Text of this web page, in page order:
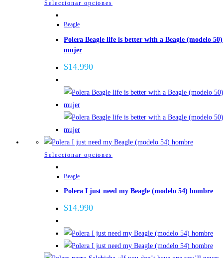
Seleccionar opciones
múltiples
se
elegir
la
Beagle
Polera Beagle life is better with a Beagle (modelo 50)
mujer
$14.990
Seleccionar opciones
múltiples
Beagle
Polera I just need my Beagle (modelo 54) hombre
$14.990